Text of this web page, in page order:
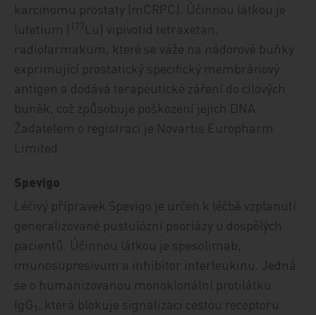
karcinomu prostaty (mCRPC). Účinnou látkou je
lutetium ( 177Lu) vipivotid tetraxetan,
radiofarmakum, které se váže na nádorové buňky
exprimující prostatický specifický membránový
antigen a dodává terapeutické záření do cílových
buněk, což způsobuje poškození jejich DNA.
Žadatelem o registraci je Novartis Europharm
Limited.
Spevigo
Léčivý přípravek Spevigo je určen k léčbě vzplanutí
generalizované pustulózní psoriázy u dospělých
pacientů. Účinnou látkou je spesolimab,
imunosupresivum a inhibitor interleukinu. Jedná
se o humanizovanou monoklonální protilátku
IgG 1 , která blokuje signalizaci cestou receptoru